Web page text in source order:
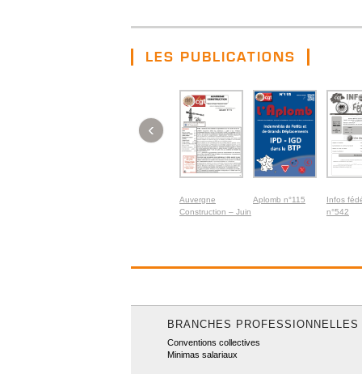
LES PUBLICATIONS
Auvergne
Construction – Juin
Aplomb n°115
Infos
n°542
‹
BRANCHES PROFESSIONNELLES
Conventions collectives
Minimas salariaux